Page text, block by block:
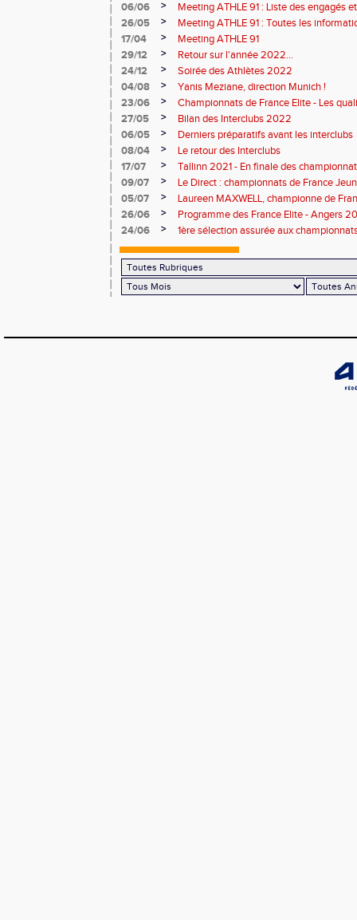
06/06 >
Meeting ATHLE 91 : Liste des engagés
26/05
>
Meeting ATHLE 91 : Toutes les
17/04
>
Meeting ATHLE 91
29/12
>
Retour sur l'année 2022...
24/12
>
Soirée des Athlètes 2022
04/08
>
Yanis Meziane, direction Munich !
23/06
>
Championnats de France Elite - Les
27/05
>
Bilan des Interclubs 2022
06/05
>
Derniers préparatifs avant les interclubs
08/04
>
Le retour des Interclubs
17/07
>
Tallinn 2021 - En finale des
09/07
>
Le Direct : championnats de France
05/07
>
Laureen MAXWELL, championne de
26/06
>
Programme des France Elite - Angers
24/06
> 1ère sélection assurée aux